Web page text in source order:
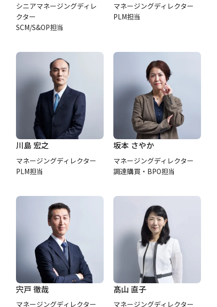
シニアマネージングディレ
クター
SCM/S&OP担当
マネージングディレクター
PLM担当
川島 宏之
マネージングディレクター
PLM担当
坂本 さやか
マネージングディレクター
調達購買・BPO担当
宍戸 徹哉
マネージングディレクター
髙山 直子
マネージングディレクター